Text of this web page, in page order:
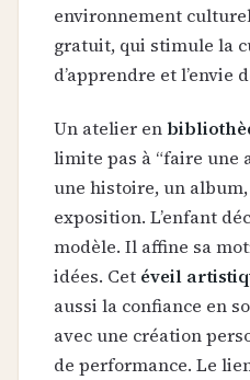
environnement
gratuit, qui stimule la
d’apprendre et l’envie
Un atelier en
limite pas à “faire une
une histoire, un
exposition. L’enfant
modèle. Il affine sa
idées. Cet éveil
aussi la confiance en
avec une création
de performance. Le